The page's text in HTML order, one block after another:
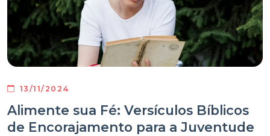
13/11/2024
Alimente sua Fé: Versículos Bíblicos
de Encorajamento para a Juventude